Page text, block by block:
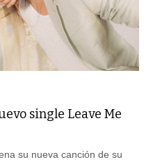
single Leave Me
su nueva canción de su
álbum Girlfriend, que se